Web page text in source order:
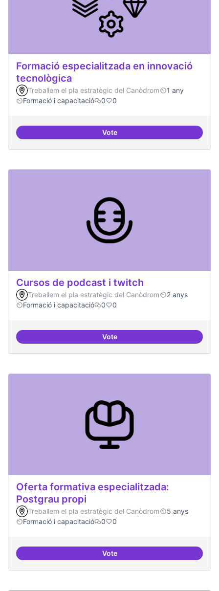
Formació especialitzada en innovació
tecnològica
Treballem el pla estratègic del Canòdrom
1 any
Formació i capacitació
0 0
VoteFormació especialitzada en
Cursos de podcast i twitch
Treballem el pla estratègic del Canòdrom
2 anys
Formació i capacitació
0 0
VoteCursos de podcast i twitch
Oferta formativa especialitzada:
Postgrau propi
Treballem el pla estratègic del Canòdrom
5 anys
Formació i capacitació
0 0
VoteOferta formativa especialitzada: